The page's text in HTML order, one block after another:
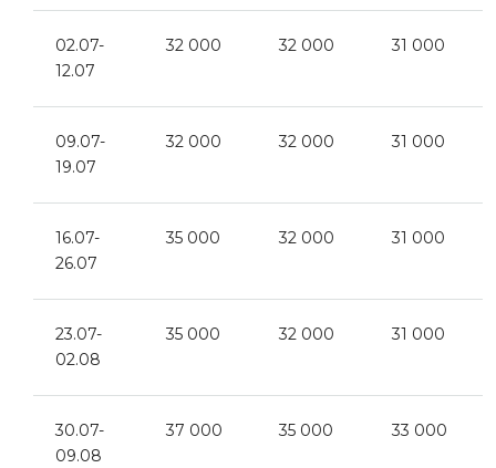
02.07-
12.07
32 000 32 000 31 000
09.07-
19.07
32 000 32 000 31 000
16.07-
26.07
35 000 32 000 31 000
23.07-
02.08
35 000 32 000 31 000
30.07-
09.08
37 000 35 000 33 000